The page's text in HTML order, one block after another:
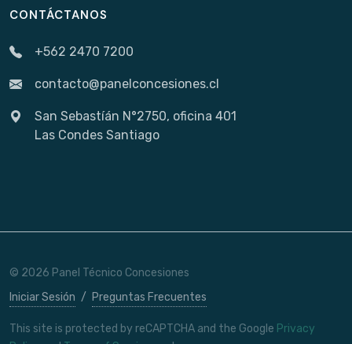
CONTÁCTANOS
+562 2470 7200
contacto@panelconcesiones.cl
San Sebastíán N°2750, oficina 401
Las Condes Santiago
© 2026 Panel Técnico Concesiones
Iniciar Sesión / Preguntas Frecuentes
This site is protected by reCAPTCHA and the Google Privacy